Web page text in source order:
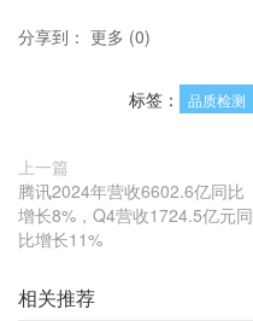
分享到： 更多 (0)
标签： 品质检测
上一篇
腾讯2024年营收6602.6亿同比
增长8%，Q4营收1724.5亿元同
比增长11%
相关推荐